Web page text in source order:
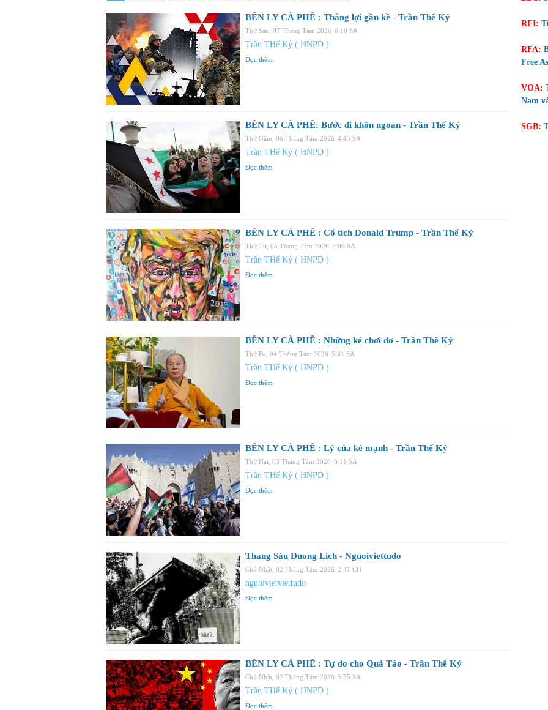
BÊN LY CÀ PHÊ : Thắng lợi gần kề - Trần Thế Kỷ
Thứ Sáu, 07 Tháng Tám 2026 6:10 SA
Trần THế Kỷ ( HNPD )
Đọc thêm
BÊN LY CÀ PHÊ: Bước đi khôn ngoan - Trần Thế Kỷ
Thứ Năm, 06 Tháng Tám 2026 4:43 SA
Trần THế Kỷ ( HNPD )
Đọc thêm
BÊN LY CÀ PHÊ : Cổ tích Donald Trump - Trần Thế Kỷ
Thứ Tư, 05 Tháng Tám 2026 5:06 SA
Trần THế Kỷ ( HNPD )
Đọc thêm
BÊN LY CÀ PHÊ : Những kẻ chơi dơ - Trần Thế Kỷ
Thứ Ba, 04 Tháng Tám 2026 5:31 SA
Trần THế Kỷ ( HNPD )
Đọc thêm
BÊN LY CÀ PHÊ : Lý của kẻ mạnh - Trần Thế Kỷ
Thứ Hai, 03 Tháng Tám 2026 6:11 SA
Trần THế Kỷ ( HNPD )
Đọc thêm
Thang Sáu Duong Lich - Nguoiviettudo
Chủ Nhật, 02 Tháng Tám 2026 2:41 CH
nguoivietviettudo
Đọc thêm
BÊN LY CÀ PHÊ : Tự do cho Quả Táo - Trần Thế Kỷ
Chủ Nhật, 02 Tháng Tám 2026 5:55 SA
Trần THế Kỷ ( HNPD )
Đọc thêm
RFI:
RFA:
Free
VOA:
Nam
SGB: